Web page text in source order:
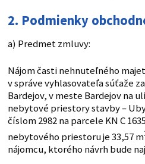
2. Podmienky
a) Predmet zmluvy:
Nájom časti nehnuteľného
v správe vyhlasovateľa súťaže
Bardejov, v meste Bardejov na
nebytové priestory stavby –
číslom 2982 na parcele KN C
nebytového priestoru je 33,57 m
nájomcu, ktorého návrh bude